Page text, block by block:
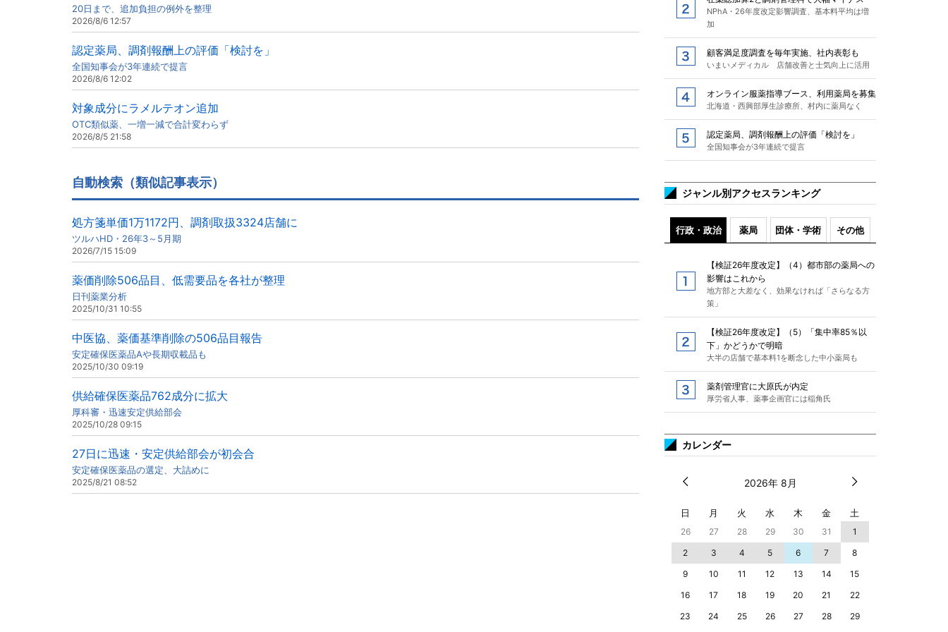
20日まで、追加負担の例外を整理
2026/8/6 12:57
認定薬局、調剤報酬上の評価「検討を」
全国知事会が3年連続で提言
2026/8/6 12:02
対象成分にラメルテオン追加
OTC類似薬、一増一減で合計変わらず
2026/8/5 21:58
自動検索（類似記事表示）
処方箋単価1万1172円、調剤取扱3324店舗に
ツルハHD・26年3～5月期
2026/7/15 15:09
薬価削除506品目、低需要品を各社が整理
日刊薬業分析
2025/10/31 10:55
中医協、薬価基準削除の506品目報告
安定確保医薬品Aや長期収載品も
2025/10/30 09:19
供給確保医薬品762成分に拡大
厚科審・迅速安定供給部会
2025/10/28 09:15
27日に迅速・安定供給部会が初会合
安定確保医薬品の選定、大詰めに
2025/8/21 08:52
NPhA・26年度改定影響調査、基本料平均は増
加
顧客満足度調査を毎年実施、社内表彰も
いまいメディカル 店舗改善と士気向上に活用
オンライン服薬指導ブース、利用薬局を募集
北海道・西興部厚生診療所、村内に薬局なく
認定薬局、調剤報酬上の評価「検討を」
全国知事会が3年連続で提言
ジャンル別アクセスランキング
行政・政治 薬局 団体・学術 その他
【検証26年度改定】（4）都市部の薬局への
影響はこれから
地方部と大差なく、効果なければ「さらなる方
策」
【検証26年度改定】（5）「集中率85％以
下」かどうかで明暗
大半の店舗で基本料1を断念した中小薬局も
薬剤管理官に大原氏が内定
厚労省人事、薬事企画官には稲角氏
カレンダー
2026年 8月
日 月 火 水 木 金 土
26 27 28 29 30 31
1
2
3 4 5 6 7
8
9
10 11 12 13 14
15
16
17 18 19 20 21
22
23
24 25 26 27 28
29